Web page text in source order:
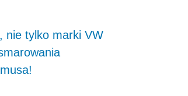
nie tylko marki VW